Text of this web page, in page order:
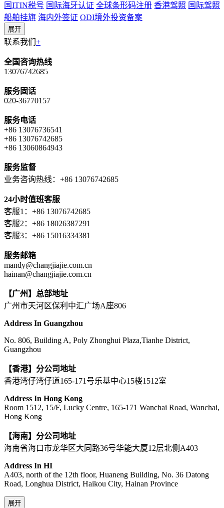
国ITIN税号 国际海牙认证 全球条形码注册 香港驾照 国际驾照
船舶挂旗 海内外签证 ODI境外投资备案
展开
联系我们 +
全国咨询热线
13076742685
服务固话
020-36770157
服务电话
+86 13076736541
+86 13076742685
+86 13060864943
服务监督
业务咨询热线：+86 13076742685
24小时值班客服
客服1：+86 13076742685
客服2：+86 18026387291
客服3：+86 15016334381
服务邮箱
mandy@changjiajie.com.cn
hainan@changjiajie.com.cn
【广州】总部地址
广州市天河区保利中汇广场A座806
Address In Guangzhou
No. 806, Building A, Poly Zhonghui Plaza,Tianhe District,
Guangzhou
【香港】分公司地址
香港湾仔湾仔道165-171号乐基中心15楼1512室
Address In Hong Kong
Room 1512, 15/F, Lucky Centre, 165-171 Wanchai Road, Wanchai,
Hong Kong
【海南】分公司地址
海南省海口市龙华区大同路36号华能大厦12层北侧A403
Address In HI
A403, north of the 12th floor, Huaneng Building, No. 36 Datong
Road, Longhua District, Haikou City, Hainan Province
展开